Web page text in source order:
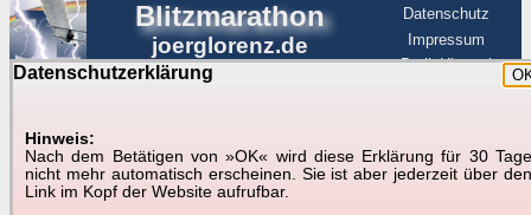
Datenschutzerklärung
Hinweis:
Nach dem Betätigen von »OK« wird diese Erklärung für 30 Tage
nicht mehr automatisch erscheinen. Sie ist aber jederzeit über den
Link im Kopf der Website aufrufbar.
Blitzmarathon
joerglorenz.de
Datenschutz
Impressum
BerlinHimmel
Blitzmarathon
Gewitter über Berlin:
08.07.2012